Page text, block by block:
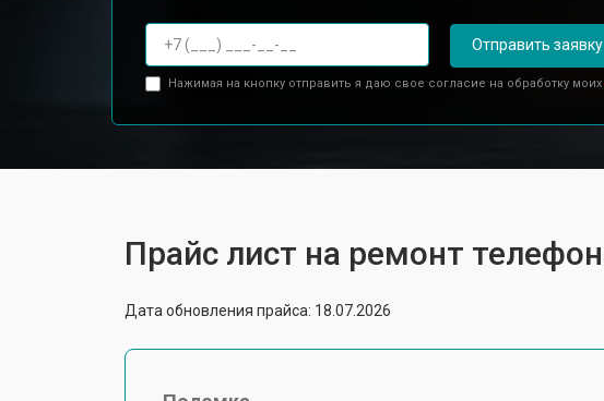
Отправить заявку
Нажимая на кнопку отправить я даю свое согласие на обработку моих
Прайс лист на ремонт
Дата обновления прайса: 18.07.2026